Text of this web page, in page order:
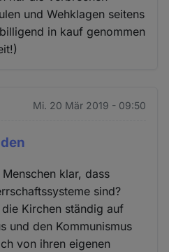
und Wehklagen seitens
in kauf genommen
Mi. 20 Mär 2019 - 09:50
klar, dass
sind?
Kirchen ständig auf
und den Kommunismus
von ihren eigenen